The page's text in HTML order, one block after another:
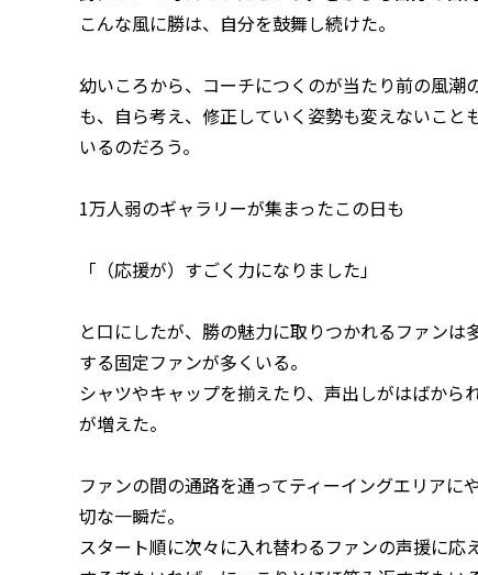
こんな風に勝は、自分を鼓舞し続けた。
幼いころから、コーチにつくのが当たり前の風潮
も、自ら考え、修正していく姿勢も変えないこ
いるのだろう。
1万人弱のギャラリーが集まったこの日も
「（応援が）すごく力になりました」
と口にしたが、勝の魅力に取りつかれるファン
する固定ファンが多くいる。
シャツやキャップを揃えたり、声出しがはばから
が増えた。
ファンの間の通路を通ってティーイングエリア
切な一瞬だ。
スタート順に次々に入れ替わるファンの声援に